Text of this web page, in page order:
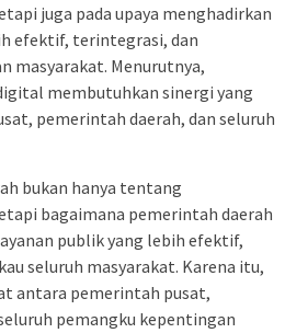
juga pada upaya menghadirkan
efektif, terintegrasi, dan
masyarakat. Menurutnya,
membutuhkan sinergi yang
pemerintah daerah, dan seluruh
bukan hanya tentang
bagaimana pemerintah daerah
publik yang lebih efektif,
seluruh masyarakat. Karena itu,
antara pemerintah pusat,
pemangku kepentingan